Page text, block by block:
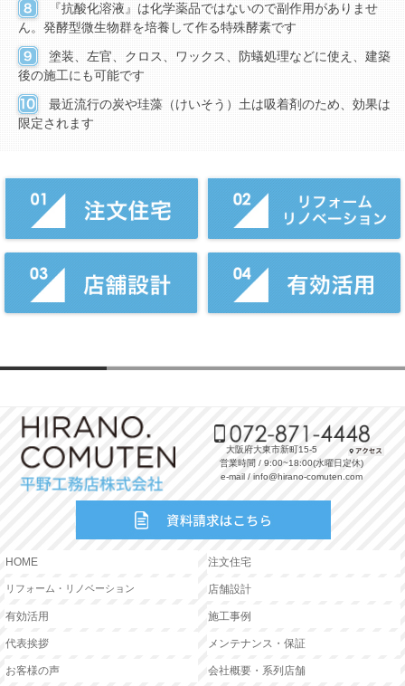
『抗酸化溶液』は化学薬品ではないので副作用がありませ
ん。発酵型微生物群を培養して作る特殊酵素です
塗装、左官、クロス、ワックス、防蟻処理などに使え、建築
後の施工にも可能です
最近流行の炭や珪藻（けいそう）土は吸着剤のため、効果は
限定されます
大阪府大東市新町15-5
営業時間 / 9:00~18:00(水曜日定休)
e-mail / info@hirano-comuten.com
HOME 注文住宅
リフォーム・リノベーション 店舗設計
有効活用 施工事例
代表挨拶 メンテナンス・保証
お客様の声 会社概要・系列店舗